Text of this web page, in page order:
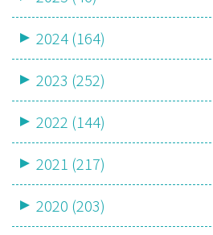
2024 (164)
2023 (252)
2022 (144)
2021 (217)
2020 (203)